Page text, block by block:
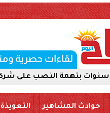
حوادث المشاهير التعويذة